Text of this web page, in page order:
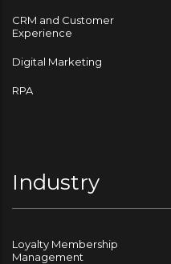
CRM and Customer
Experience
Digital Marketing
RPA
Industry
Loyalty Membership
Management